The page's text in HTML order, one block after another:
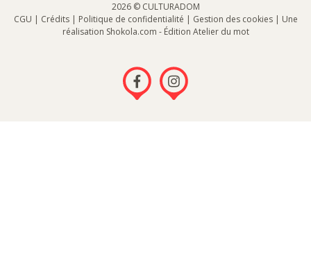
2026 © CULTURADOM
CGU | Crédits| Politique de confidentialité | Gestion des cookies| Une
réalisation Shokola.com - Édition Atelier du mot